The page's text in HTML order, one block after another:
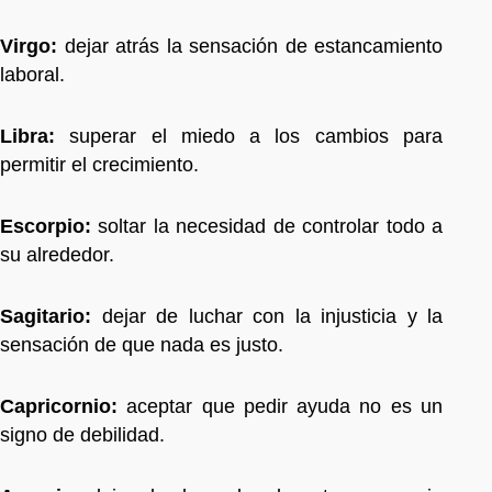
Virgo: dejar atrás la sensación de estancamiento
laboral.
Libra: superar el miedo a los cambios para
permitir el crecimiento.
Escorpio:soltar la necesidad de controlar todo a
su alrededor.
Sagitario: dejar de luchar con la injusticia y la
sensación de que nada es justo.
Capricornio:aceptar que pedir ayuda no es un
signo de debilidad.